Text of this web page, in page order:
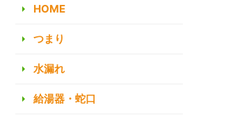
HOME
つまり
水漏れ
給湯器・蛇口